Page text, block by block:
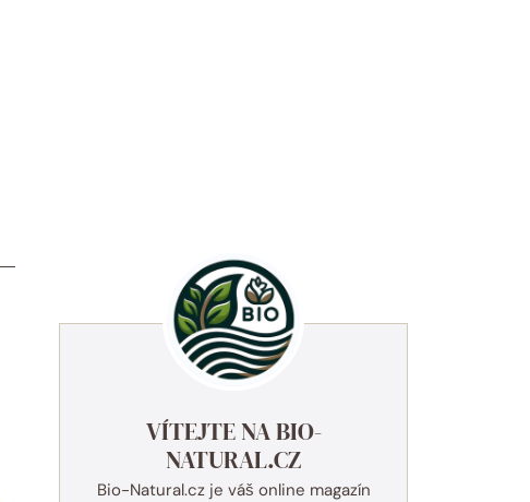
VÍTEJTE NA BIO-
NATURAL.CZ
Bio-Natural.cz je váš online magazín